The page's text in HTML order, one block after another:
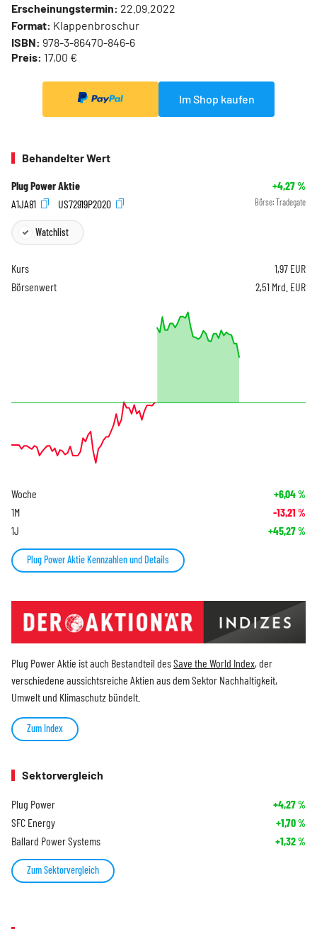
Erscheinungstermin: 22.09.2022
Format: Klappenbroschur
ISBN: 978-3-86470-846-6
Preis: 17,00 €
Im Shop kaufen
Behandelter Wert
Plug Power Aktie +4,27%
A1JA81
US72919P2020 Börse: Tradegate
Watchlist
Kurs 1,97 EUR
Börsenwert
2,51 Mrd. EUR
Woche +6,04%
1M -13,21 %
1J +45,27%
Plug Power Aktie Kennzahlen und Details
Plug Power Aktie ist auch Bestandteil desSave the World Index, der
verschiedene aussichtsreiche Aktien aus dem Sektor Nachhaltigkeit,
Umwelt und Klimaschutz bündelt.
Zum Index
Sektorvergleich
Plug Power +4,27%
SFC Energy +1,70%
Ballard Power Systems +1,32%
Zum Sektorvergleich